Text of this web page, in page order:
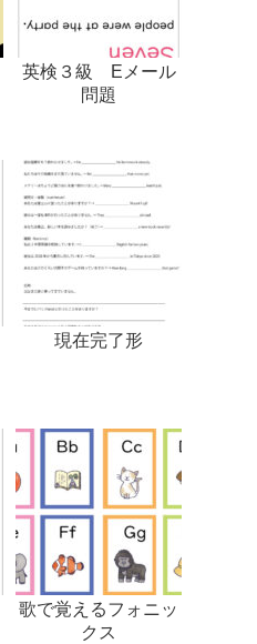
英検３級 Eメール
問題
現在完了形
歌で覚えるフォニッ
クス